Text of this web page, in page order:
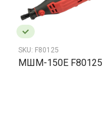
SKU: F80125
МШМ-150Е F80125